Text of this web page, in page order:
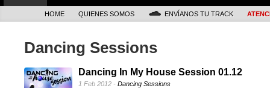
HOME QUIENES SOMOS ENVÍANOS TU TRACK
Dancing Sessions
Dancing In My House Session 01.12
1 Feb 2012 - Dancing Sessions